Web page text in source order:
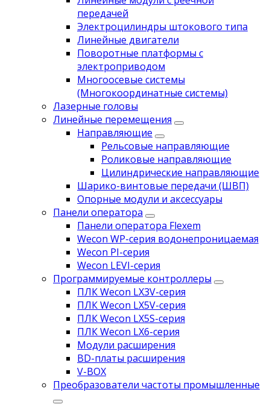
передачей
Электроцилиндры штокового типа
Линейные двигатели
Поворотные платформы с
электроприводом
Многоосевые системы
(Многокоординатные системы)
Лазерные головы
Линейные перемещения
Направляющие
Рельсовые направляющие
Роликовые направляющие
Цилиндрические направляющие
Шарико-винтовые передачи (ШВП)
Опорные модули и аксессуары
Панели оператора
Панели оператора Flexem
Wecon WP-серия водонепроницаемая
Wecon PI-серия
Wecon LEVI-серия
Программируемые контроллеры
ПЛК Wecon LX3V-серия
ПЛК Wecon LX5V-серия
ПЛК Wecon LX5S-серия
ПЛК Wecon LX6-серия
Модули расширения
BD-платы расширения
V-BOX
Преобразователи частоты промышленные